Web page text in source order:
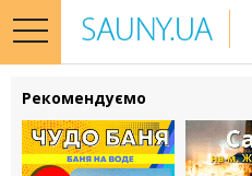
toggle
navigation
Рекомендуємо